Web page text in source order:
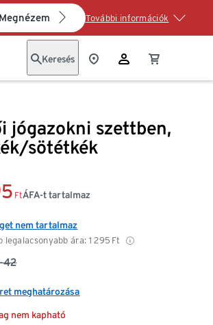
Megnézem További információk
Keresés
jógazokni szettben,
sötétkék
Ft
legalacsonyabb ára: 1 295 Ft
ÁFA-t tartalmaz
nem tartalmaz
42
meghatározása
nem kapható